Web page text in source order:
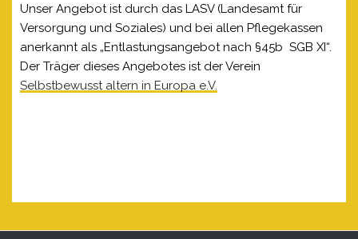
Unser Angebot ist durch das LASV (Landesamt für
Versorgung und Soziales) und bei allen Pflegekassen
anerkannt als „Entlastungsangebot nach §45b SGB XI“.
Der Träger dieses Angebotes ist der Verein
Selbstbewusst altern in Europa e.V.